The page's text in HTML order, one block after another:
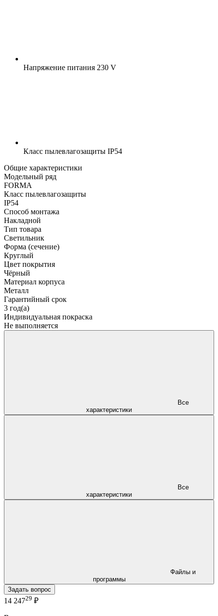
Напряжение питания 230 V
Класс пылевлагозащиты IP54
Общие характеристики
Модельный ряд
FORMA
Класс пылевлагозащиты
IP54
Способ монтажа
Накладной
Тип товара
Светильник
Форма (сечение)
Круглый
Цвет покрытия
Чёрный
Материал корпуса
Металл
Гарантийный срок
3 год(а)
Индивидуальная покраска
Не выполняется
характеристики
характеристики
программы
Задать вопрос
14 24729 ₽